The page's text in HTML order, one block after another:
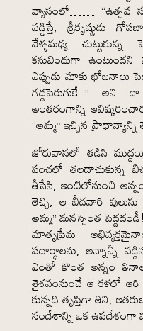
వ్యాసంలో…… “ఉత్సవ
వడ్డిస్తే, శ్రీకృష్ణుడు
వేళ్ళమధ్య
కనువిందుగా
ఎప్పుడు మాకు భోజనాలు
గడ్డపెరుగుకే..” అని
అంతరంగాన్ని
“అమ్మ” ఇచ్చిన
జోరువానలో తడిసి
పంచలో తలదాచుకున్న
తీసేసి, ఇంటిలోనుంచి
తెచ్చి, ఆ బీదవారి పులుసు
అమ్మ” మనస్సెంత
మాతృప్రేమ
పదార్థాలను, అన్నాన్నీ
ఎంతో కొంత అన్నం
శైశవంనుంచే ఆ కళలో ఆరి
కున్నది తృప్తిగా తిని,
సందేశాన్ని ఒక ఉపదేశంగా